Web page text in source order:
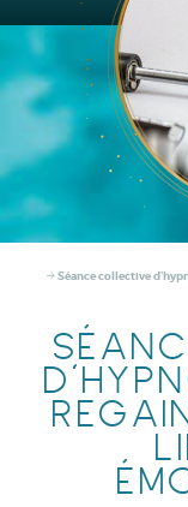
Séance collective